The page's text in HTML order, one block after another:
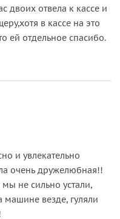
двоих отвела к кассе и
в кассе на это
ей отдельное спасибо.
и увлекательно
очень дружелюбная!!
не сильно устали,
машине везде, гуляли